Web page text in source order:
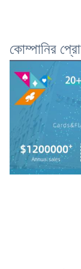
কোম্পানির